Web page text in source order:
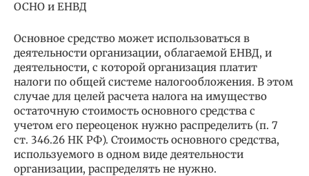
ОСНО и ЕНВД
Основное средство может использоваться в
деятельности организации, облагаемой ЕНВД, и
деятельности, с которой организация платит
налоги по общей системе налогообложения. В этом
случае для целей расчета налога на имущество
остаточную стоимость основного средства с
учетом его переоценок нужно распределить (п. 7
ст. 346.26 НК РФ). Стоимость основного средства,
используемого в одном виде деятельности
организации, распределять не нужно.